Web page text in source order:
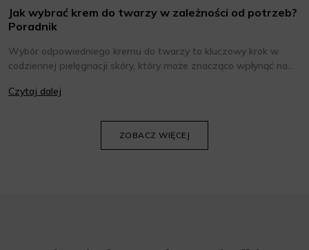
Jak wybrać krem do twarzy w zależności od potrzeb?
Poradnik
Wybór odpowiedniego kremu do twarzy to kluczowy krok w
codziennej pielęgnacji skóry, który może znacząco wpłynąć na
oraz wiedzieć, jak dopasować je do potrzeb własnej skóry.
Czytaj dalej
ZOBACZ WIĘCEJ